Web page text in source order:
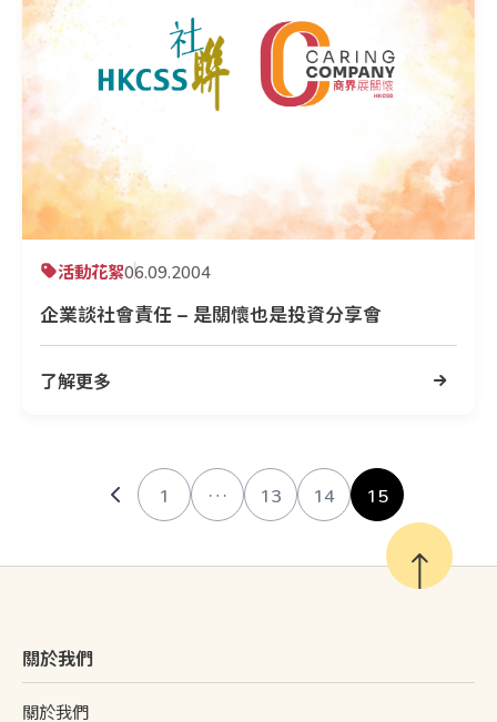
活動花絮06.09.2004
企業談社會責任 – 是關懷也是投資分享會
了解更多
1 … 13 14 15
關於我們
關於我們